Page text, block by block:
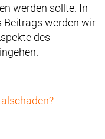
werden sollte. In
Beitrags werden wir
des